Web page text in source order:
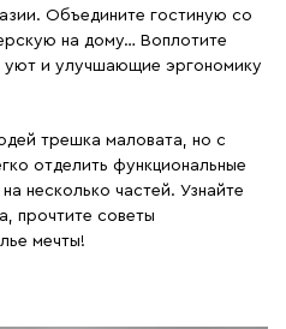
Объедините гостиную со
на дому… Воплотите
и улучшающие эргономику
трешка маловата, но с
отделить функциональные
несколько частей. Узнайте
прочтите советы
мечты!